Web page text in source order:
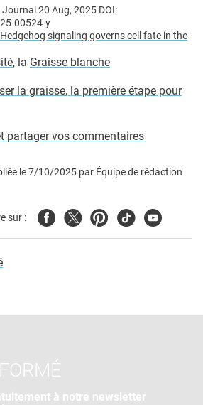
Journal 20 Aug, 2025 DOI:
00524-y
signaling governs cell fate in the
, la Graisse blanche
la graisse, la première étape pour
partager vos commentaires
le7/10/2025 par Équipe de rédaction
sur : FacebookTwitterPinterest
TiktokYoutube
à notre newsletter